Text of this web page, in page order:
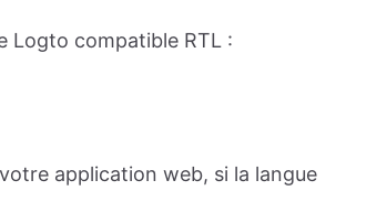
Logto compatible RTL :
application web, si la langue